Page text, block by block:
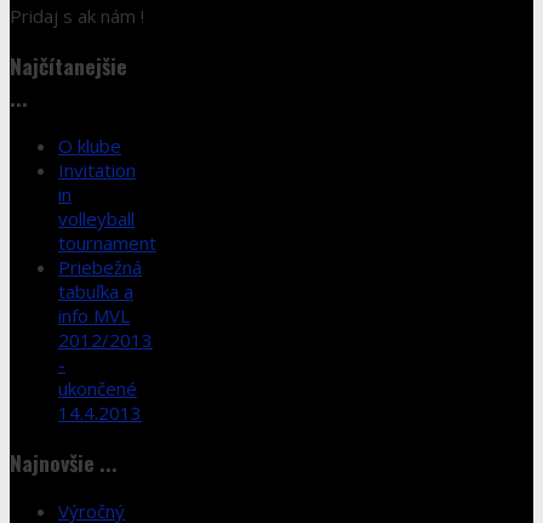
Pridaj s ak nám !
Najčítanejšie
...
O klube
Invitation
in
volleyball
tournament
Priebežná
tabuľka a
info MVL
2012/2013
-
ukončené
14.4.2013
Najnovšie ...
Výročný